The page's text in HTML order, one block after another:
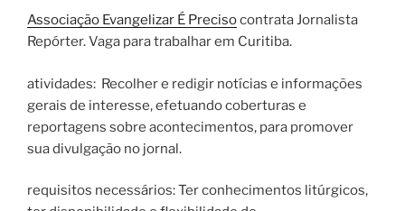
Associação Evangelizar É Precisocontrata Jornalista
Repórter. Vaga para trabalhar em Curitiba.
atividades: Recolher e redigir notícias e informações
gerais de interesse, efetuando coberturas e
reportagens sobre acontecimentos, para promover
sua divulgação no jornal.
requisitos necessários: Ter conhecimentos litúrgicos,